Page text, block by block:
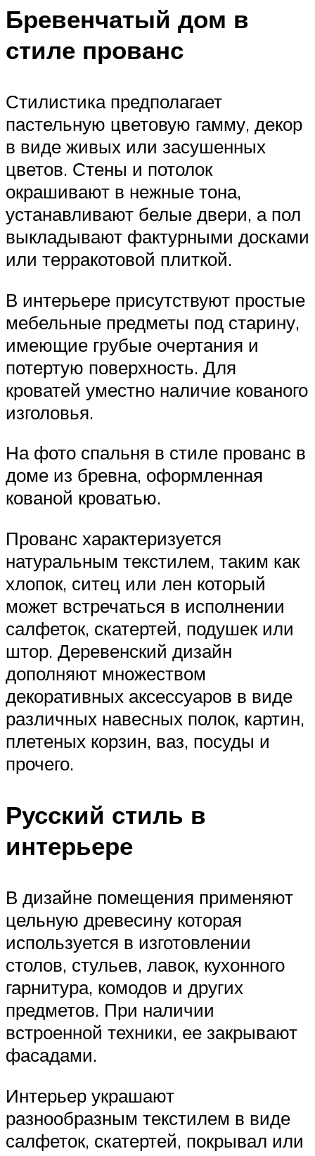
Бревенчатый дом в
стиле прованс
Стилистика предполагает
пастельную цветовую гамму, декор
в виде живых или засушенных
цветов. Стены и потолок
окрашивают в нежные тона,
устанавливают белые двери, а пол
выкладывают фактурными досками
или терракотовой плиткой.
В интерьере присутствуют простые
мебельные предметы под старину,
имеющие грубые очертания и
потертую поверхность. Для
кроватей уместно наличие кованого
изголовья.
На фото спальня в стиле прованс в
доме из бревна, оформленная
кованой кроватью.
Прованс характеризуется
натуральным текстилем, таким как
хлопок, ситец или лен который
может встречаться в исполнении
салфеток, скатертей, подушек или
штор. Деревенский дизайн
дополняют множеством
декоративных аксессуаров в виде
различных навесных полок, картин,
плетеных корзин, ваз, посуды и
прочего.
Русский стиль в
интерьере
В дизайне помещения применяют
цельную древесину которая
используется в изготовлении
столов, стульев, лавок, кухонного
гарнитура, комодов и других
предметов. При наличии
встроенной техники, ее закрывают
фасадами.
Интерьер украшают
разнообразным текстилем в виде
салфеток, скатертей, покрывал или